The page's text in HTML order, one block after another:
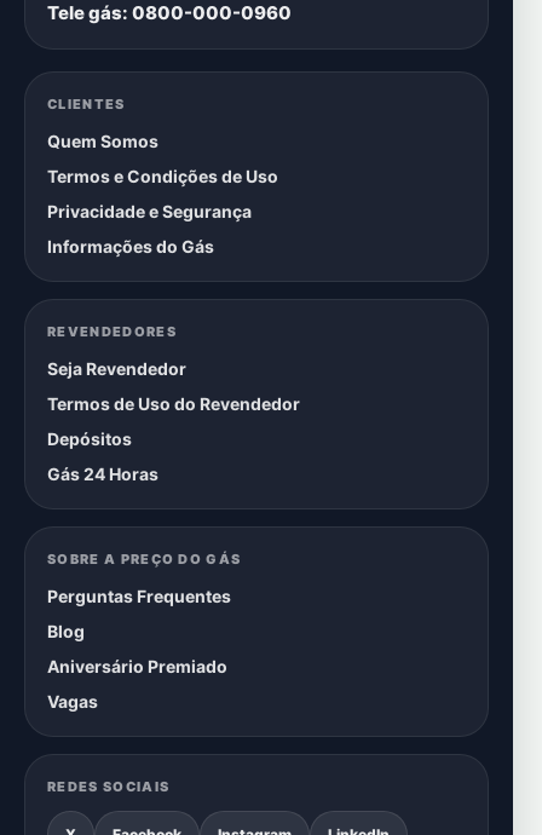
Tele gás: 0800-000-0960
CLIENTES
Quem Somos
Termos e Condições de Uso
Privacidade e Segurança
Informações do Gás
REVENDEDORES
Seja Revendedor
Termos de Uso do Revendedor
Depósitos
Gás 24 Horas
SOBRE A PREÇO DO GÁS
Perguntas Frequentes
Blog
Aniversário Premiado
Vagas
REDES SOCIAIS